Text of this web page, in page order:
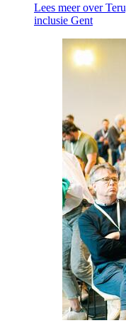
Lees meerover
inclusie Gent